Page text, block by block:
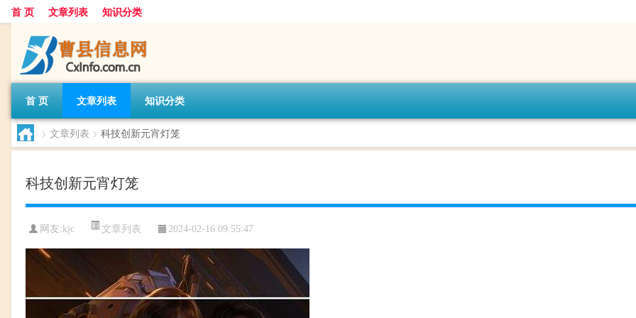
首 页 文章列表 知识分类
首 页 文章列表 知识分类
> 文章列表 > 科技创新元宵灯笼
科技创新元宵灯笼
网友: kjc 文章列表 2024-02-16 09:55:47